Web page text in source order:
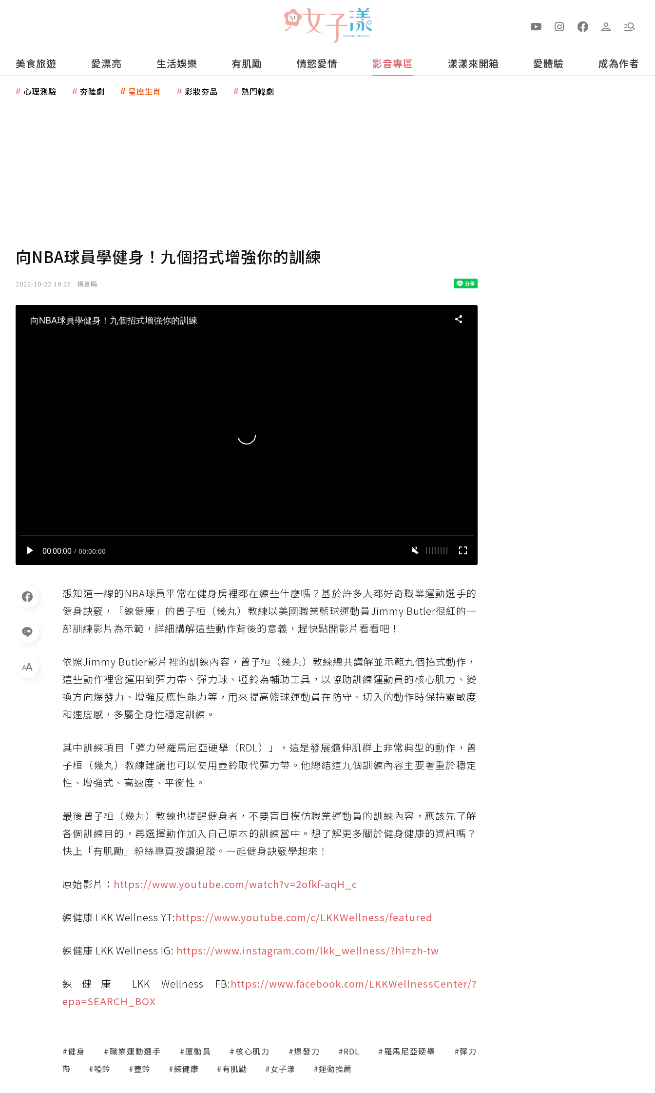
美食旅遊 愛漂亮 生活娛樂 有肌勵 情慾愛情 影音專區 漾漾來開箱 愛體驗 成為作者
心理測驗 夯陸劇 星座生肖 彩妝夯品 熱門韓劇
向NBA球員學健身！九個招式增強你的訓練
2022-10-22 16:25 楊惠晴
想知道一線的NBA球員平常在健身房裡都在練些什麼嗎？基於許多人都好奇職業運動選手的
健身訣竅，「練健康」的曾子桓（幾丸）教練以美國職業藍球運動員Jimmy Butler很紅的一
部訓練影片為示範，詳細講解這些動作背後的意義，趕快點開影片看看吧！
依照Jimmy Butler影片裡的訓練內容，曾子桓（幾丸）教練總共講解並示範九個招式動作，
這些動作裡會運用到彈力帶、彈力球、啞鈴為輔助工具，以協助訓練運動員的核心肌力、變
換方向爆發力、增強反應性能力等，用來提高籃球運動員在防守、切入的動作時保持靈敏度
和速度感，多屬全身性穩定訓練。
其中訓練項目「彈力帶羅馬尼亞硬舉（RDL）」，這是發展髖伸肌群上非常典型的動作，曾
子桓（幾丸）教練建議也可以使用壺鈴取代彈力帶。他總結這九個訓練內容主要著重於穩定
性、增強式、高速度、平衡性。
最後曾子桓（幾丸）教練也提醒健身者，不要盲目模仿職業運動員的訓練內容，應該先了解
各個訓練目的，再選擇動作加入自己原本的訓練當中。想了解更多關於健身健康的資訊嗎？
快上「有肌勵」粉絲專頁按讚追蹤。一起健身訣竅學起來！
原始影片： https://www.youtube.com/watch?v=2ofkf-aqH_c
練健康 LKK Wellness YT:https://www.youtube.com/c/LKKWellness/featured
練健康 LKK Wellness IG: https://www.instagram.com/lkk_wellness/?hl=zh-tw
練健康 LKK Wellness FB:https://www.facebook.com/LKKWellnessCenter/?
epa=SEARCH_BOX
#健身 #職業運動選手 #運動員 #核心肌力 #爆發力 #RDL #羅馬尼亞硬舉
#彈力
帶
#啞鈴 #壺鈴 #練健康 #有肌勵 #女子漾 #運動推薦